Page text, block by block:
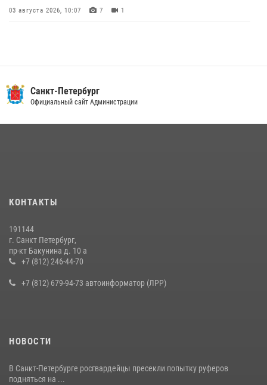
03 августа 2026, 10:07 7 1
В Красногвардейском районе росгвардейцы задержали хулигана,
угрожавшего мужчине пневматическим пистолетом
на III Международном петербургском цифровом форуме
В Ленобласти сотрудники Росгвардии провели встречу с
воспитанниками детского клуба «Умные каникулы»
Санкт-Петербург
Официальный сайт Администрации
КОНТАКТЫ
191144
г. Санкт Петербург,
пр-кт Бакунина д. 10 а
+7 (812) 246-44-70
+7 (812) 679-94-73 автоинформатор (ЛРР)
НОВОСТИ
В Санкт-Петербурге росгвардейцы пресекли попытку руферов
подняться на ...